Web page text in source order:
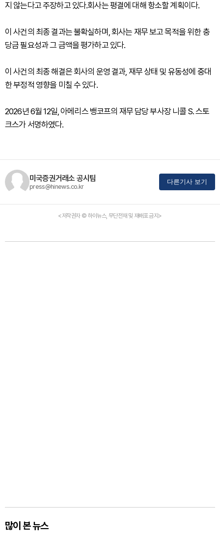
지 않는다고 주장하고 있다.회사는 평결에 대해 항소할 계획이다.
이 사건의 최종 결과는 불확실하며, 회사는 재무 보고 목적을 위한 충
당금 필요성과 그 금액을 평가하고 있다.
이 사건의 최종 해결은 회사의 운영 결과, 재무 상태 및 유동성에 중대
한 부정적 영향을 미칠 수 있다.
2026년 6월 12일, 아메리스 뱅코프의 재무 담당 부사장 니콜 S. 스토
크스가 서명하였다.
미국증권거래소 공시팀
press@hinews.co.kr
다른기사 보기
<저작권자 © 하이뉴스, 무단전재 및 재배포 금지>
많이 본 뉴스